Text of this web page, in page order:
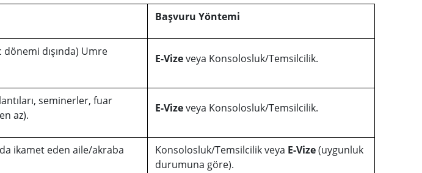
Başvuru Yöntemi
dönemi dışında) Umre
E-Vizeveya Konsolosluk/Temsilcilik.
seminerler, fuar
az).
E-Vizeveya Konsolosluk/Temsilcilik.
ikamet eden aile/akraba
Konsolosluk/Temsilcilik veya E-Vize(uygunluk
durumuna göre).